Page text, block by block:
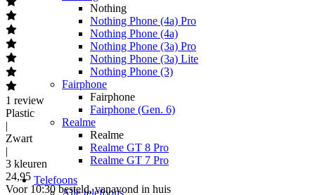
Nothing
Nothing Phone (4a) Pro
Nothing Phone (4a)
Nothing Phone (3a) Pro
Nothing Phone (3a) Lite
Nothing Phone (3)
Fairphone
Fairphone
Fairphone (Gen. 6)
Realme
Realme
Realme GT 8 Pro
Realme GT 7 Pro
Telefoons
Alle telefoons
1 review
Plastic
|
Zwart
|
3 kleuren
24,95
Voor 10:30 besteld, vanavond in huis